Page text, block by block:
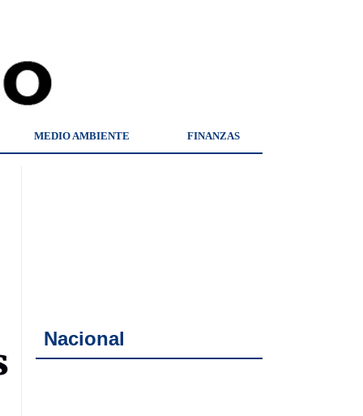
MEDIO AMBIENTE FINANZAS
Nacional